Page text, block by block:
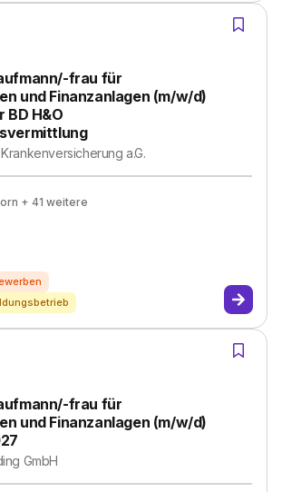
frau für
und Finanzanlagen (m/w/d)
BD H&O
a.G.
+ 41 weitere
frau für
und Finanzanlagen (m/w/d)
GmbH